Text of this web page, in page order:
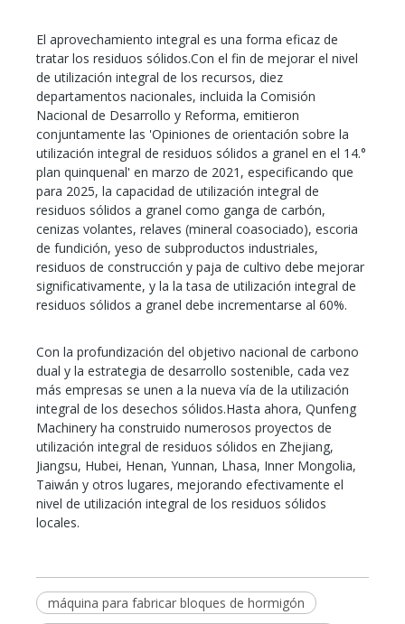
El aprovechamiento integral es una forma eficaz de
tratar los residuos sólidos.Con el fin de mejorar el nivel
de utilización integral de los recursos, diez
departamentos nacionales, incluida la Comisión
Nacional de Desarrollo y Reforma, emitieron
conjuntamente las 'Opiniones de orientación sobre la
utilización integral de residuos sólidos a granel en el 14.°
plan quinquenal' en marzo de 2021, especificando que
para 2025, la capacidad de utilización integral de
residuos sólidos a granel como ganga de carbón,
cenizas volantes, relaves (mineral coasociado), escoria
de fundición, yeso de subproductos industriales,
residuos de construcción y paja de cultivo debe mejorar
significativamente, y la la tasa de utilización integral de
residuos sólidos a granel debe incrementarse al 60%.
Con la profundización del objetivo nacional de carbono
dual y la estrategia de desarrollo sostenible, cada vez
más empresas se unen a la nueva vía de la utilización
integral de los desechos sólidos.Hasta ahora, Qunfeng
Machinery ha construido numerosos proyectos de
utilización integral de residuos sólidos en Zhejiang,
Jiangsu, Hubei, Henan, Yunnan, Lhasa, Inner Mongolia,
Taiwán y otros lugares, mejorando efectivamente el
nivel de utilización integral de los residuos sólidos
locales.
máquina para fabricar bloques de hormigón